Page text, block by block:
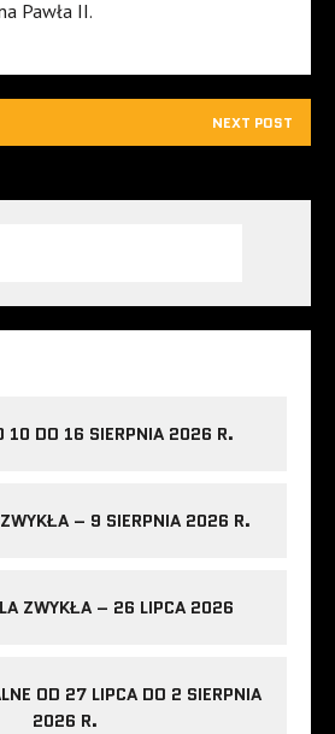
Pawła II.
NEXT POST
10 DO 16 SIERPNIA 2026 R.
– 9 SIERPNIA 2026 R.
ZWYKŁA – 26 LIPCA 2026
OD 27 LIPCA DO 2 SIERPNIA
2026 R.